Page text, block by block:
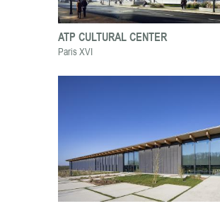
ATP CULTURAL CENTER
Paris XVI